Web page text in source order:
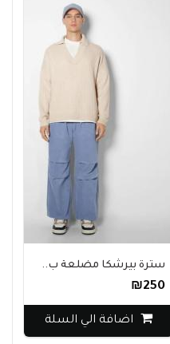
سترة بيرشكا مضلعة ب..
₪250
اضافة الي السلة